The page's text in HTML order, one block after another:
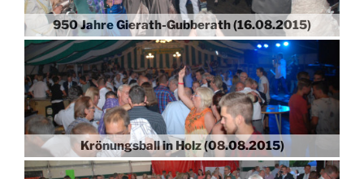
950 Jahre Gierath-Gubberath (16.08.2015)
Krönungsball in Holz (08.08.2015)